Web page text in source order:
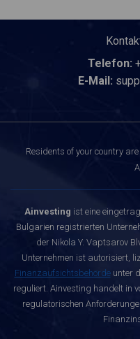
Telefon:
E-Mail:
Residents of your country
Ainvesting ist eine
Bulgarien registrierten
der Nikola Y. Vaptsarov
Unternehmen ist autorisiert,
Finanzaufsichtsbehördeunter
reguliert. Ainvesting handelt in
regulatorischen